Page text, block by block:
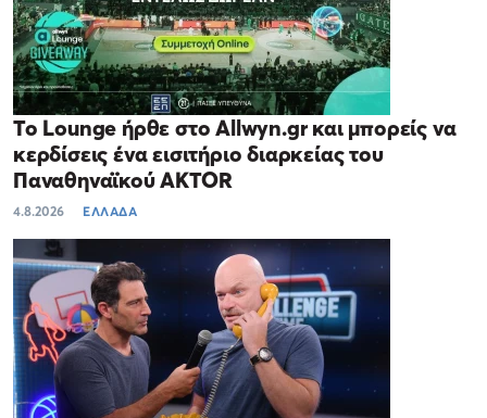
Το Lounge ήρθε στο Allwyn.gr και μπορείς να
κερδίσεις ένα εισιτήριο διαρκείας του
Παναθηναϊκού AKTOR
4.8.2026 ΕΛΛΑΔΑ